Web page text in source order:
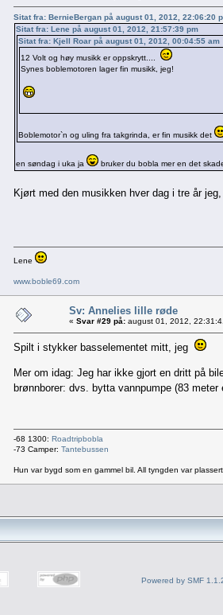
Sitat fra: BernieBergan på august 01, 2012, 22:06:20
Sitat fra: Lene på august 01, 2012, 21:57:39 pm
Sitat fra: Kjell Roar på august 01, 2012, 00:04:55 am
12 Volt og høy musikk er oppskrytt....
Synes boblemotoren lager fin musikk, jeg!
Boblemotor`n og uling fra takgrinda, er fin musikk det
en søndag i uka ja bruker du bobla mer en det
Kjørt med den musikken hver dag i tre år
Lene
www.boble69.com
Sv: Annelies lille røde
« Svar #29 på: august 01, 2012,
Spilt i stykker basselementet mitt, jeg
Mer om idag: Jeg har ikke gjort en dritt på
brønnborer: dvs. bytta vannpumpe (83
-68 1300: Roadtripbobla
-73 Camper: Tantebussen
Hun var bygd som en gammel bil. All tyngden var
Powered by SMF